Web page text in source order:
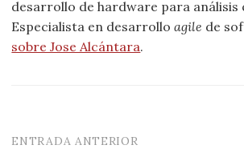
desarrollo de hardware para análisis
Especialista en desarrolloagile de
sobre Jose Alcántara.
ENTRADA ANTERIOR